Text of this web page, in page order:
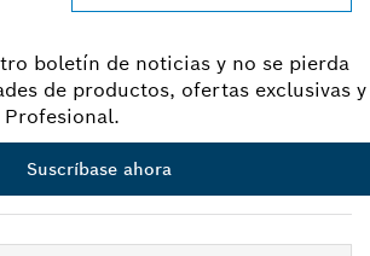
boletín de noticias y no se pierda
de productos, ofertas exclusivas y
Suscríbase ahora